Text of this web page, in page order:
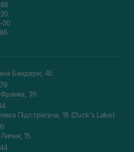
00
Бандери, 45
Франка, 36
Підстригача, 1В (Duck's Lake)
15